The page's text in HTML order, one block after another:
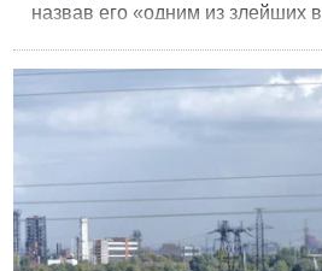
назвав его «одним из злейших
деталей интервью в прессе,
публично отказаться от своих